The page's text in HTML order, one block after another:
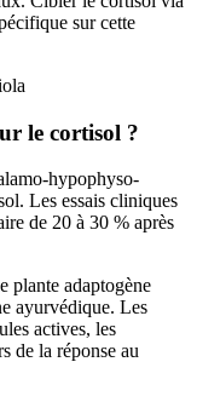
sur cette
le cortisol ?
hypophyso-
Les essais cliniques
de 20 à 30 % après
plante adaptogène
ayurvédique. Les
actives, les
de la réponse au